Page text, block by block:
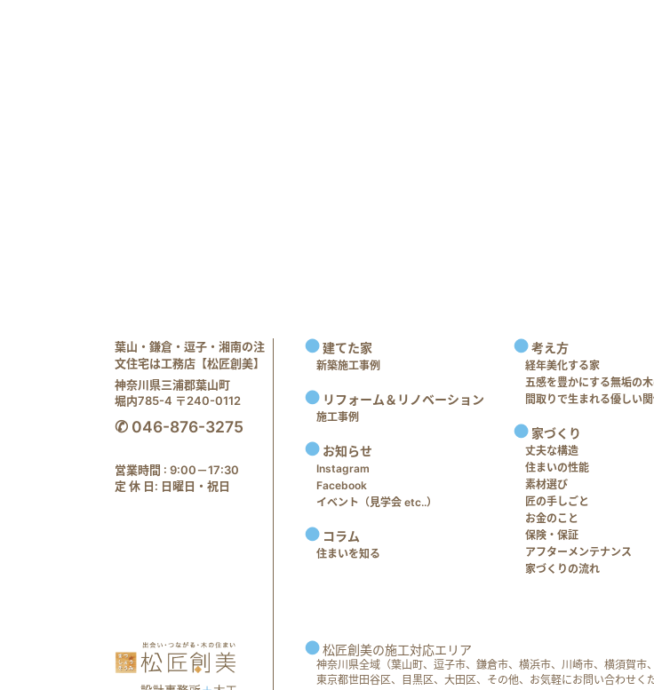
葉山・鎌倉・逗子・湘南の注
文住宅は工務店【松匠創美】
神奈川県三浦郡葉山町
堀内785-4 〒240-0112
✆ 046-876-3275
営業時間 : 9:00－17:30
定 休 日: 日曜日・祝日
建てた家
新築施工事例
リフォーム＆リノベーション
施工事例
お知らせ
Instagram
Facebook
イベント（見学会 etc..）
コラム
住まいを知る
考え方
経年美化する家
五感を豊かにする無垢の
間取りで生まれる優しい
家づくり
丈夫な構造
住まいの性能
素材選び
匠の手しごと
お金のこと
保険・保証
アフターメンテナンス
家づくりの流れ
松匠創美の施工対応エリア
神奈川県全域（葉山町、逗子市、鎌倉市、横浜市、川崎市、横須賀市
東京都世田谷区、目黒区、大田区、その他、お気軽にお問い合わせく